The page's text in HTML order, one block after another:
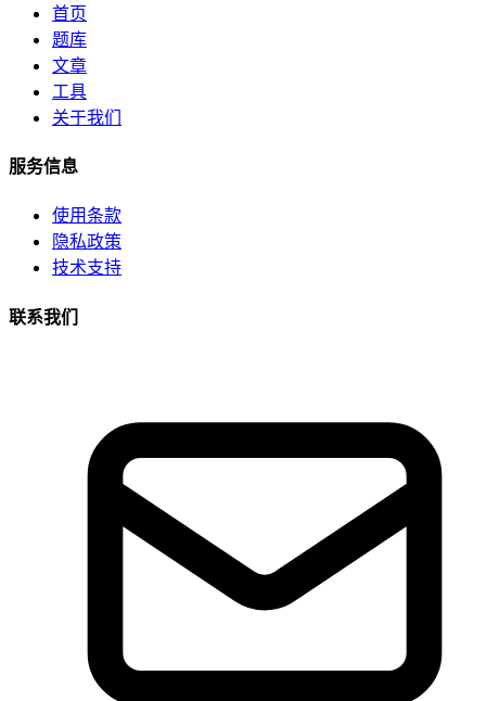
首页
题库
文章
工具
关于我们
服务信息
使用条款
隐私政策
技术支持
联系我们